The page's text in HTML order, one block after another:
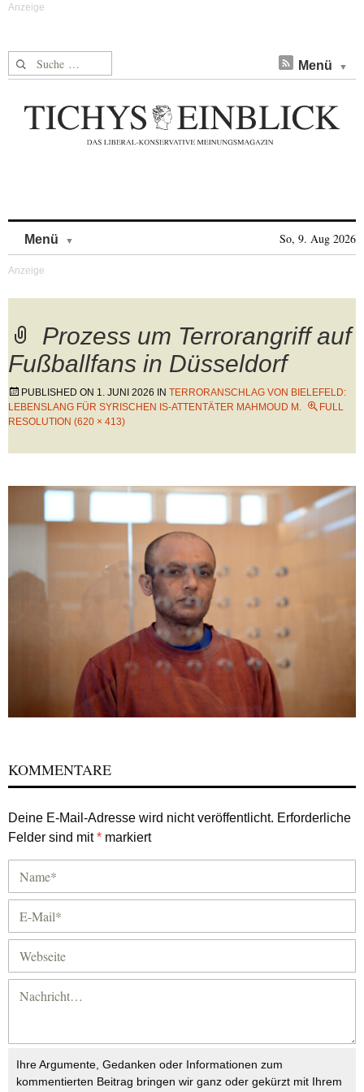
Suche nach: Menü
Menü So, 9. Aug 2026
Prozess um Terrorangriff auf
Fußballfans in Düsseldorf
PUBLISHED ON 1. JUNI 2026 IN TERRORANSCHLAG VON BIELEFELD:
LEBENSLANG FÜR SYRISCHEN IS-ATTENTÄTER MAHMOUD M.
FULL
RESOLUTION (620 × 413)
KOMMENTARE
Deine E-Mail-Adresse wird nicht veröffentlicht. Erforderliche
Felder sind mit* markiert
Ihre Argumente, Gedanken oder Informationen zum
kommentierten Beitrag bringen wir ganz oder gekürzt mit Ihrem